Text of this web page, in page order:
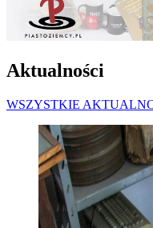
Aktualności
WSZYSTKIE